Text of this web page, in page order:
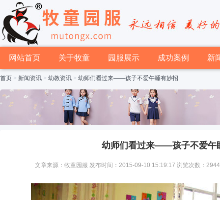
网站首页 关于牧童 园服展示 成功案例 新
首页 > 新闻资讯 > 幼教资讯 > 幼师们看过来——孩子不爱午睡有妙招
幼师们看过来——孩子不爱午
文章来源：牧童园服 发布时间：2015-09-10 15:19:17 浏览次数：2944